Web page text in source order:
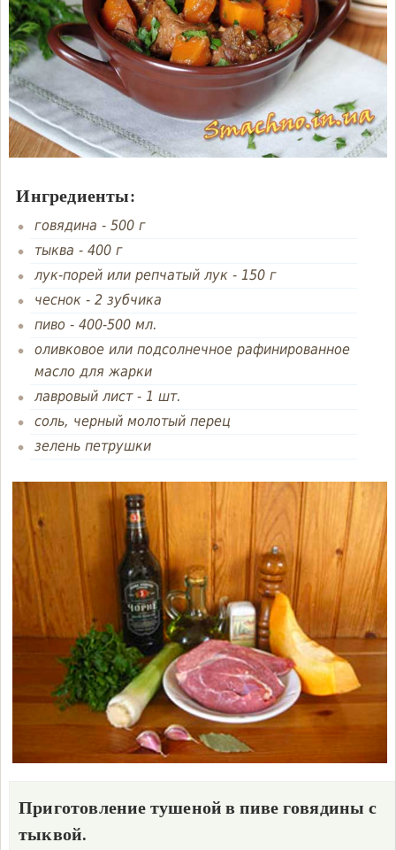
Ингредиенты:
говядина - 500 г
тыква - 400 г
лук-порей или репчатый лук - 150 г
чеснок - 2 зубчика
пиво - 400-500 мл.
оливковое или подсолнечное рафинированное
масло для жарки
лавровый лист - 1 шт.
соль, черный молотый перец
зелень петрушки
Приготовление тушеной в пиве говядины с
тыквой.